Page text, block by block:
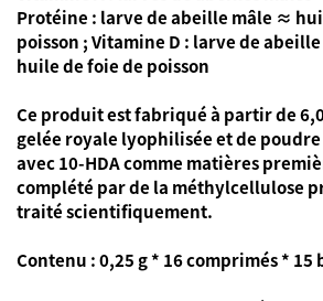
Protéine : larve de abeille mâle ≈
poisson ; Vitamine D : larve de
huile de foie de poisson
Ce produit est fabriqué à partir de
gelée royale lyophilisée et de
avec 10-HDA comme matières
complété par de la méthylcellulose
traité scientifiquement.
Contenu : 0,25 g * 16 comprimés *